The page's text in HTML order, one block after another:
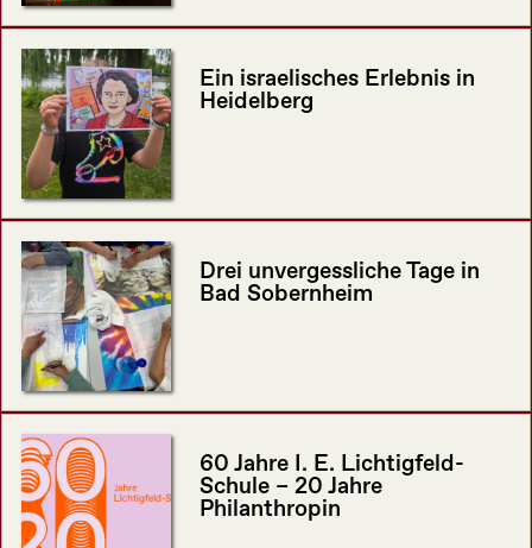
Ein israelisches Erlebnis in
Heidelberg
Drei unvergessliche Tage in
Bad Sobernheim
60 Jahre I. E. Lichtigfeld-
Schule – 20 Jahre
Philanthropin